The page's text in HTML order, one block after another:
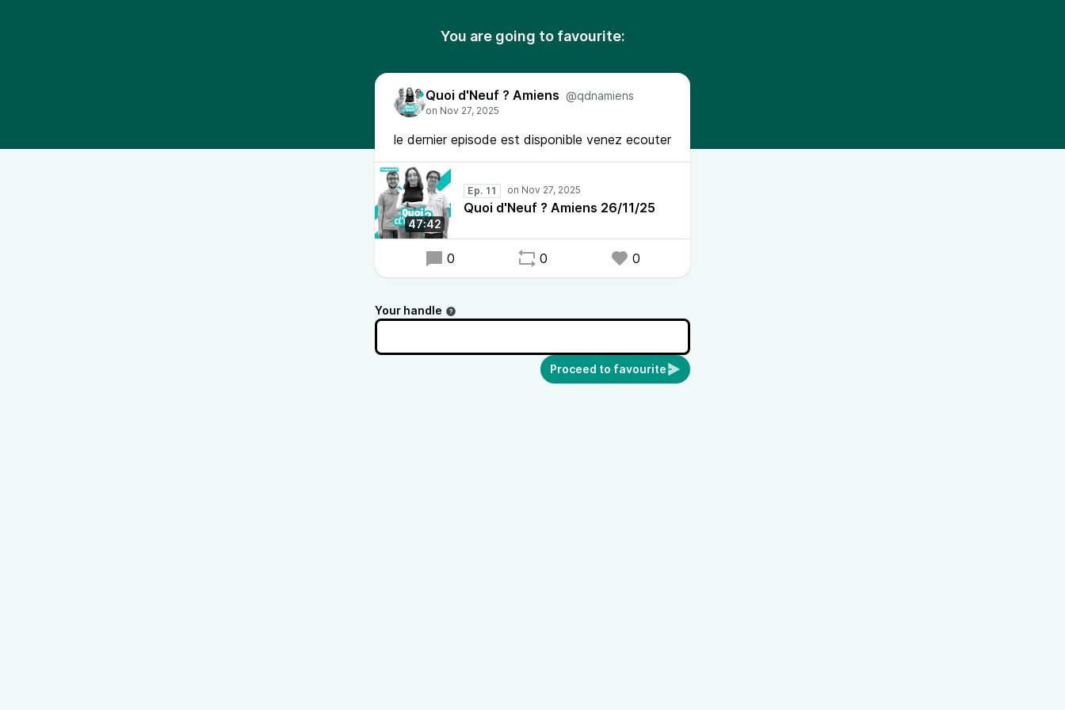
You are going to favourite:
Quoi d'Neuf ? Amiens @qdnamiens
le dernier episode est disponible venez ecouter
47:42
Ep. 11
Quoi d'Neuf ? Amiens 26/11/25
0 0 0
Your handle
Proceed to favourite